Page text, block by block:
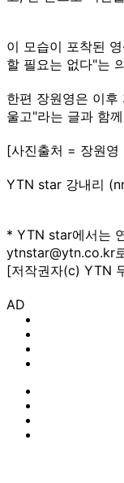
이 모습이 포착된
할 필요는 없다"는
한편 장원영은 이
울고"라는 글과 함
[사진출처 = 장원영
YTN star 강내리
* YTN star에서는
ytnstar@ytn.co.kr
[저작권자(c) YTN
AD